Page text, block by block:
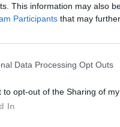
This information may also
Participants that may
Data Processing Opt Outs
to opt-out of the Sharing of
In